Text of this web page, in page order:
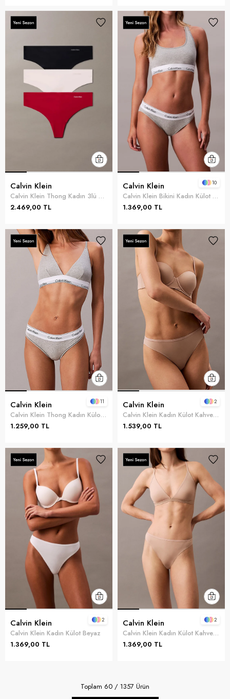
Calvin Klein
Calvin Klein Thong Kadın 3lü Külot Kırmızı
2.469,00 TL
Calvin Klein
Calvin Klein Bikini Kadın Külot Gri
1.369,00 TL
10
Calvin Klein
Calvin Klein Thong Kadın Külot Gri
1.259,00 TL
11 Calvin Klein
Calvin Klein Kadın Külot Kahverengi
1.539,00 TL
2
Calvin Klein
Calvin Klein Kadın Külot Beyaz
1.369,00 TL
2 Calvin Klein
Calvin Klein Kadın Külot Kahverengi
1.369,00 TL
2
Toplam 60 / 1357 Ürün